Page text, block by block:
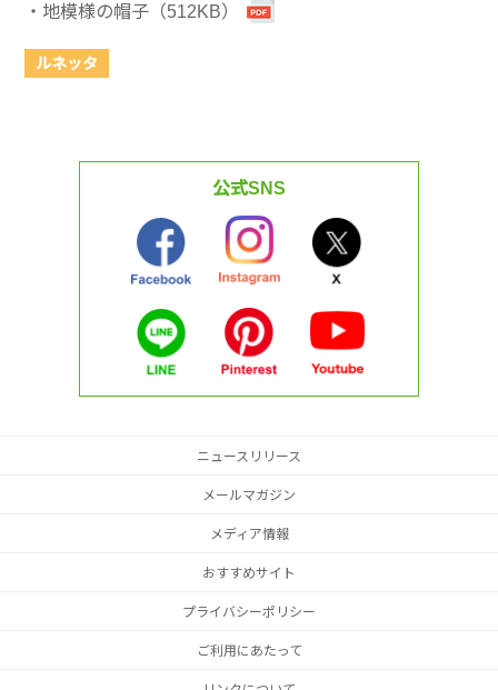
地模様の帽子（512KB）
ルネッタ
公式SNS
ニュースリリース
メールマガジン
メディア情報
おすすめサイト
プライバシーポリシー
ご利用にあたって